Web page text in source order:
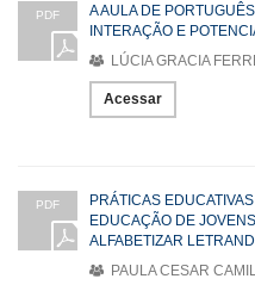
PDF
A AULA DE
INTERAÇÃO E
LÚCIA GRACIA
Acessar
PDF
PRÁTICAS
EDUCAÇÃO DE
ALFABETIZAR
PAULA CESAR